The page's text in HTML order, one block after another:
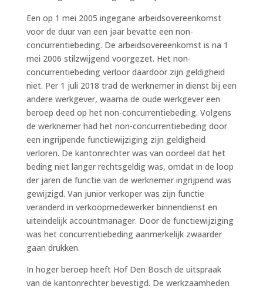
Een op 1 mei 2005 ingegane arbeidsovereenkomst
voor de duur van een jaar bevatte een non-
concurrentiebeding. De arbeidsovereenkomst is na 1
mei 2006 stilzwijgend voorgezet. Het non-
concurrentiebeding verloor daardoor zijn geldigheid
niet. Per 1 juli 2018 trad de werknemer in dienst bij een
andere werkgever, waarna de oude werkgever een
beroep deed op het non-concurrentiebeding. Volgens
de werknemer had het non-concurrentiebeding door
een ingrijpende functiewijziging zijn geldigheid
verloren. De kantonrechter was van oordeel dat het
beding niet langer rechtsgeldig was, omdat in de loop
der jaren de functie van de werknemer ingrijpend was
gewijzigd. Van junior verkoper was zijn functie
veranderd in verkoopmedewerker binnendienst en
uiteindelijk accountmanager. Door de functiewijziging
was het concurrentiebeding aanmerkelijk zwaarder
gaan drukken.
In hoger beroep heeft Hof Den Bosch de uitspraak
van de kantonrechter bevestigd. De werkzaamheden